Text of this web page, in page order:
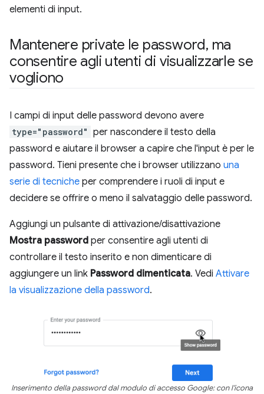
elementi di input.
Mantenere private le password, ma
consentire agli utenti di visualizzarle se
vogliono
I campi di input delle password devono avere
type="password" per nascondere il testo della
password e aiutare il browser a capire che l'input è per le
password. Tieni presente che i browser utilizzano una
serie di tecniche per comprendere i ruoli di input e
decidere se offrire o meno il salvataggio delle password.
Aggiungi un pulsante di attivazione/disattivazione
Mostra password per consentire agli utenti di
controllare il testo inserito e non dimenticare di
aggiungere un link Password dimenticata. Vedi Attivare
la visualizzazione della password.
Inserimento della password dal modulo di accesso Google: con l'icona